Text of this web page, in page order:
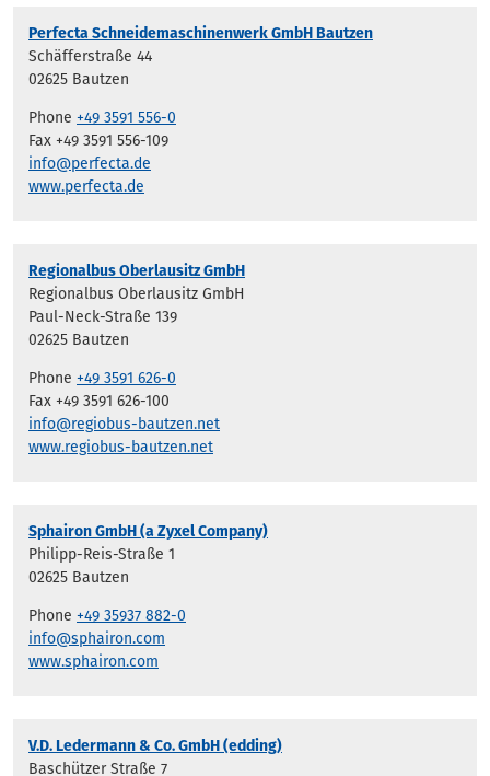
Perfecta Schneidemaschinenwerk GmbH Bautzen
Schäfferstraße 44
02625 Bautzen
Phone +49 3591 556-0
Fax +49 3591 556-109
info@perfecta.de
www.perfecta.de
Regionalbus Oberlausitz GmbH
Regionalbus Oberlausitz GmbH
Paul-Neck-Straße 139
02625 Bautzen
Phone +49 3591 626-0
Fax +49 3591 626-100
info@regiobus-bautzen.net
www.regiobus-bautzen.net
Sphairon GmbH (a Zyxel Company)
Philipp-Reis-Straße 1
02625 Bautzen
Phone +49 35937 882-0
info@sphairon.com
www.sphairon.com
V.D. Ledermann & Co. GmbH (edding)
Baschützer Straße 7